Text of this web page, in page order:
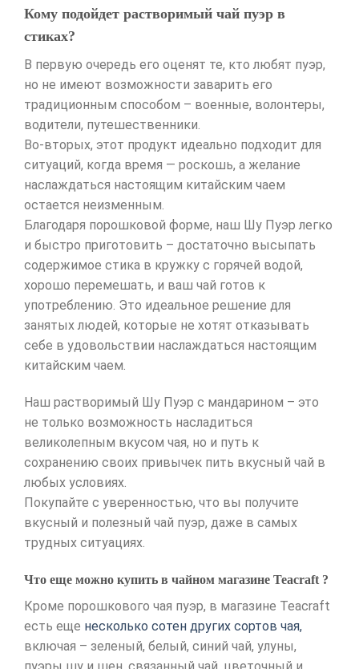
Кому подойдет растворимый чай пуэр в
стиках?
В первую очередь его оценят те, кто любят пуэр,
но не имеют возможности заварить его
традиционным способом – военные, волонтеры,
водители, путешественники.
Во-вторых, этот продукт идеально подходит для
ситуаций, когда время — роскошь, а желание
наслаждаться настоящим китайским чаем
остается неизменным.
Благодаря порошковой форме, наш Шу Пуэр легко
и быстро приготовить – достаточно высыпать
содержимое стика в кружку с горячей водой,
хорошо перемешать, и ваш чай готов к
употреблению. Это идеальное решение для
занятых людей, которые не хотят отказывать
себе в удовольствии наслаждаться настоящим
китайским чаем.
Наш растворимый Шу Пуэр с мандарином – это
не только возможность насладиться
великолепным вкусом чая, но и путь к
сохранению своих привычек пить вкусный чай в
любых условиях.
Покупайте с уверенностью, что вы получите
вкусный и полезный чай пуэр, даже в самых
трудных ситуациях.
Что еще можно купить в чайном магазине Teacraft ?
Кроме порошкового чая пуэр, в магазине Teacraft
есть еще несколько сотен других сортов чая,
включая – зеленый, белый, синий чай, улуны,
пуэры шу и шен, связанный чай, цветочный и